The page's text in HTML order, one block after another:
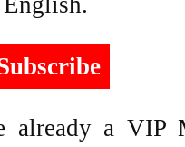
already a VIP